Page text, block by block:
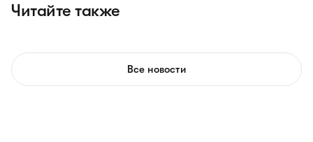
Читайте также
Все новости